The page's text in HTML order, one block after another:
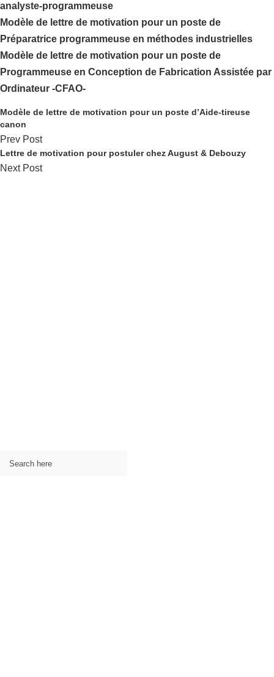
analyste-programmeuse
Modèle de lettre de motivation pour un poste de
Préparatrice programmeuse en méthodes industrielles
Modèle de lettre de motivation pour un poste de
Programmeuse en Conception de Fabrication Assistée par
Ordinateur -CFAO-
Modèle de lettre de motivation pour un poste d’Aide-tireuse
canon
Prev Post
Lettre de motivation pour postuler chez August & Debouzy
Next Post